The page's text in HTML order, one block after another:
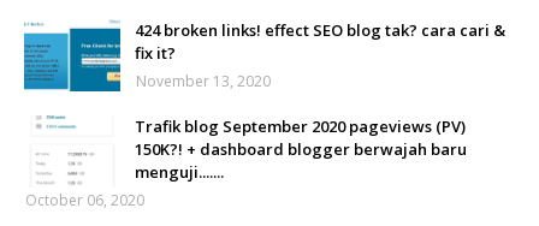
424 broken links! effect SEO blog tak? cara cari &
fix it?
November 13, 2020
Trafik blog September 2020 pageviews (PV)
150K?! + dashboard blogger berwajah baru
menguji.......
October 06, 2020